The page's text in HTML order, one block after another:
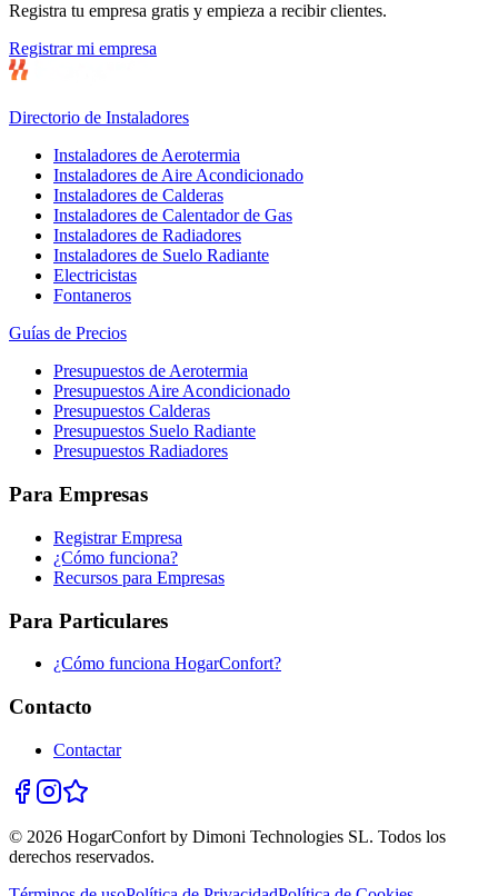
Registra tu empresa gratis y empieza a recibir clientes.
Registrar mi empresa
Directorio de Instaladores
Instaladores de Aerotermia
Instaladores de Aire Acondicionado
Instaladores de Calderas
Instaladores de Calentador de Gas
Instaladores de Radiadores
Instaladores de Suelo Radiante
Electricistas
Fontaneros
Guías de Precios
Presupuestos de Aerotermia
Presupuestos Aire Acondicionado
Presupuestos Calderas
Presupuestos Suelo Radiante
Presupuestos Radiadores
Para Empresas
Registrar Empresa
¿Cómo funciona?
Recursos para Empresas
Para Particulares
¿Cómo funciona HogarConfort?
Contacto
Contactar
© 2026 HogarConfort by Dimoni Technologies SL. Todos los
derechos reservados.